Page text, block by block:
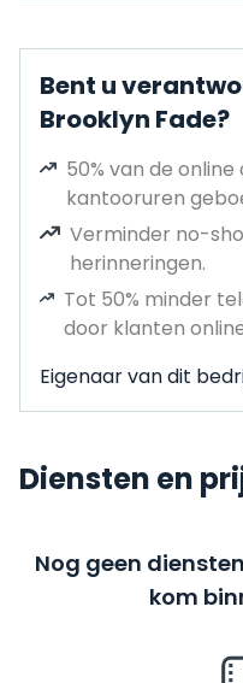
Bent u
Brooklyn Fade?
50% van de
kantooruren
Verminder no-
herinneringen.
Tot 50% minder
door klanten
Eigenaar van dit
Diensten en
Nog geen
kom